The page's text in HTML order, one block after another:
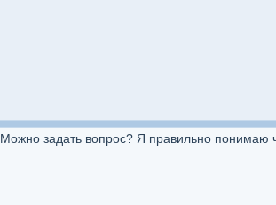
Можно задать вопрос? Я правильно понимаю